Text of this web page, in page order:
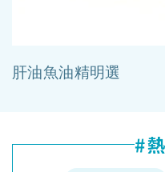
肝油魚油精明選